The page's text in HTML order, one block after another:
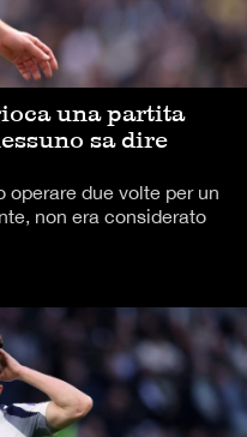
una partita
sa dire
due volte per un
non era considerato